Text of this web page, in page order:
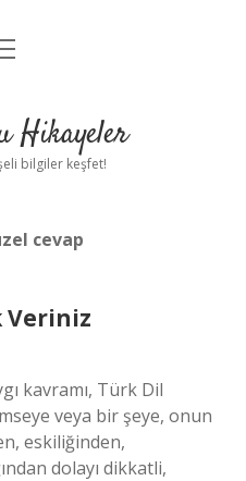
Hikayeler
bilgiler keşfet!
cevap
Veriniz
kavramı, Türk Dil
veya bir şeye, onun
eskiliğinden,
dolayı dikkatli,